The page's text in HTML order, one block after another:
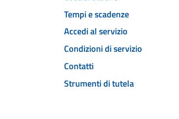
Tempi e scadenze
Accedi al servizio
Condizioni di servizio
Contatti
Strumenti di tutela